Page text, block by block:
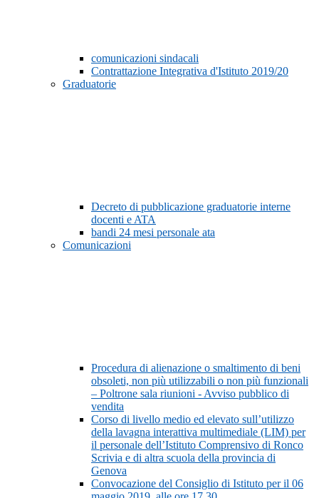
comunicazioni sindacali
Contrattazione Integrativa d'Istituto 2019/20
Graduatorie
Decreto di pubblicazione graduatorie interne
docenti e ATA
bandi 24 mesi personale ata
Comunicazioni
Procedura di alienazione o smaltimento di beni
obsoleti, non più utilizzabili o non più funzionali
– Poltrone sala riunioni - Avviso pubblico di
vendita
Corso di livello medio ed elevato sull’utilizzo
della lavagna interattiva multimediale (LIM) per
il personale dell’Istituto Comprensivo di Ronco
Scrivia e di altra scuola della provincia di
Genova
Convocazione del Consiglio di Istituto per il 06